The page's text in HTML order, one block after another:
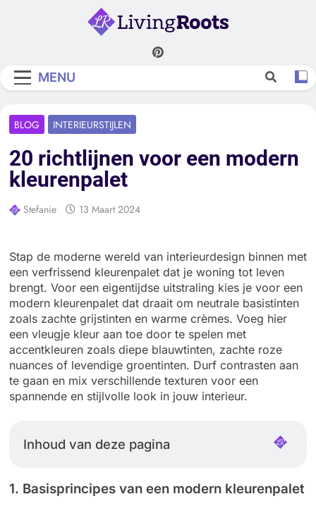
Living Roots
MENU
BLOG INTERIEURSTIJLEN
20 richtlijnen voor een modern
kleurenpalet
Stefanie 13 Maart 2024
Stap de moderne wereld van interieurdesign binnen met
een verfrissend kleurenpalet dat je woning tot leven
brengt. Voor een eigentijdse uitstraling kies je voor een
modern kleurenpalet dat draait om neutrale basistinten
zoals zachte grijstinten en warme crèmes. Voeg hier
een vleugje kleur aan toe door te spelen met
accentkleuren zoals diepe blauwtinten, zachte roze
nuances of levendige groentinten. Durf contrasten aan
te gaan en mix verschillende texturen voor een
spannende en stijlvolle look in jouw interieur.
Inhoud van deze pagina
1. Basisprincipes van een modern kleurenpalet